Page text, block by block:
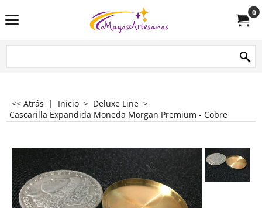
0
<< Atrás | Inicio > Deluxe Line >
Cascarilla Expandida Moneda Morgan Premium - Cobre